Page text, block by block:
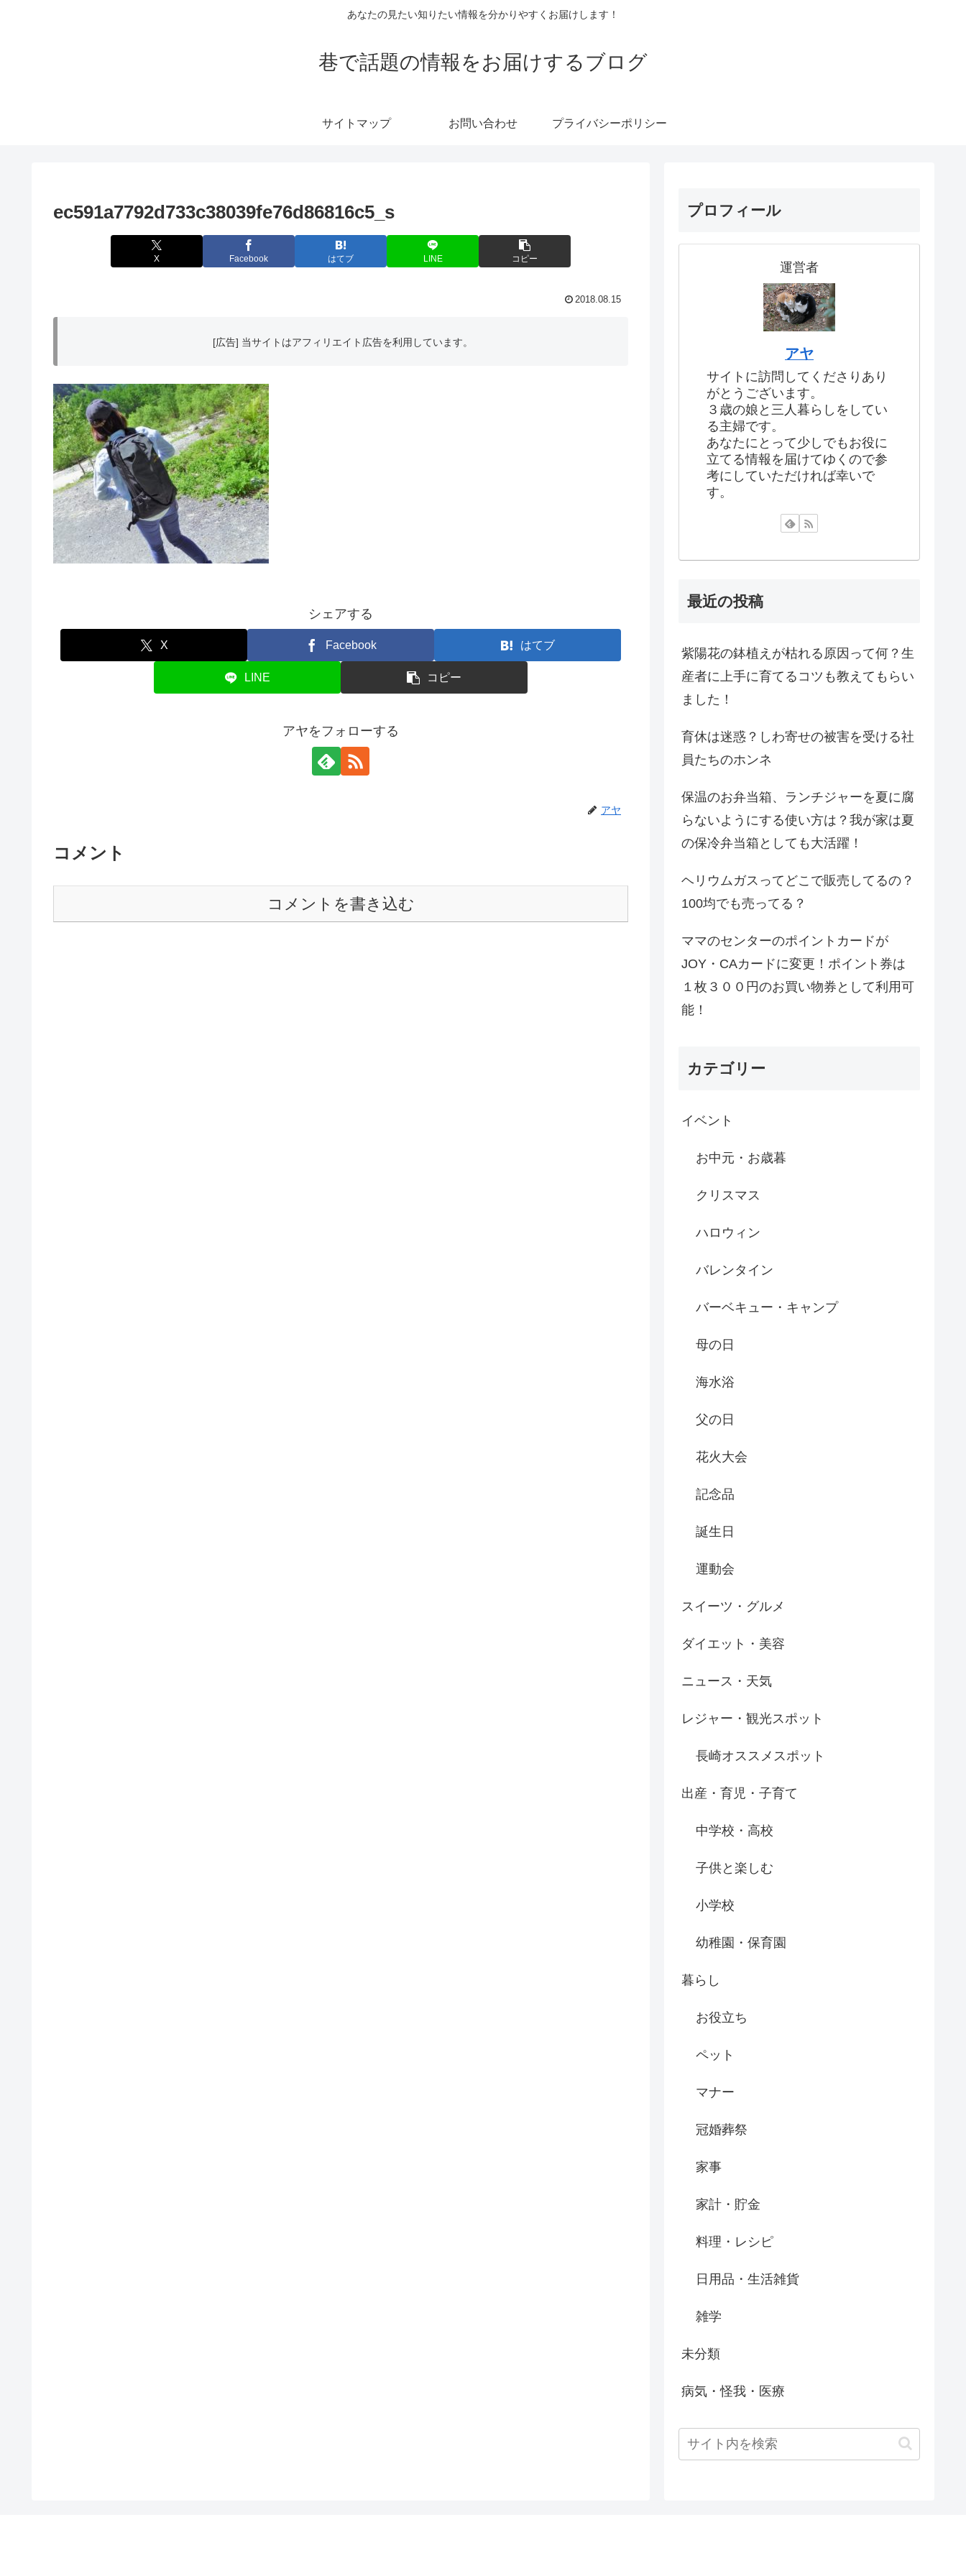
あなたの見たい知りたい情報を分かりやすくお届けします！
巷で話題の情報をお届けするブログ
サイトマップ お問い合わせ プライバシーポリシー
ec591a7792d733c38039fe76d86816c5_s
X Facebook はてブ LINE コピー
2018.08.15
[広告] 当サイトはアフィリエイト広告を利用しています。
シェアする
X Facebook はてブ
LINE コピー
アヤをフォローする
アヤ
コメント
コメントを書き込む
プロフィール
運営者
アヤ
サイトに訪問してくださりあり
がとうございます。
３歳の娘と三人暮らしをしてい
る主婦です。
あなたにとって少しでもお役に
立てる情報を届けてゆくので参
考にしていただければ幸いで
す。
最近の投稿
紫陽花の鉢植えが枯れる原因って何？生
産者に上手に育てるコツも教えてもらい
ました！
育休は迷惑？しわ寄せの被害を受ける社
員たちのホンネ
保温のお弁当箱、ランチジャーを夏に腐
らないようにする使い方は？我が家は夏
の保冷弁当箱としても大活躍！
ヘリウムガスってどこで販売してるの？
100均でも売ってる？
ママのセンターのポイントカードが
JOY・CAカードに変更！ポイント券は
１枚３００円のお買い物券として利用可
能！
カテゴリー
イベント
お中元・お歳暮
クリスマス
ハロウィン
バレンタイン
バーベキュー・キャンプ
母の日
海水浴
父の日
花火大会
記念品
誕生日
運動会
スイーツ・グルメ
ダイエット・美容
ニュース・天気
レジャー・観光スポット
長崎オススメスポット
出産・育児・子育て
中学校・高校
子供と楽しむ
小学校
幼稚園・保育園
暮らし
お役立ち
ペット
マナー
冠婚葬祭
家事
家計・貯金
料理・レシピ
日用品・生活雑貨
雑学
未分類
病気・怪我・医療